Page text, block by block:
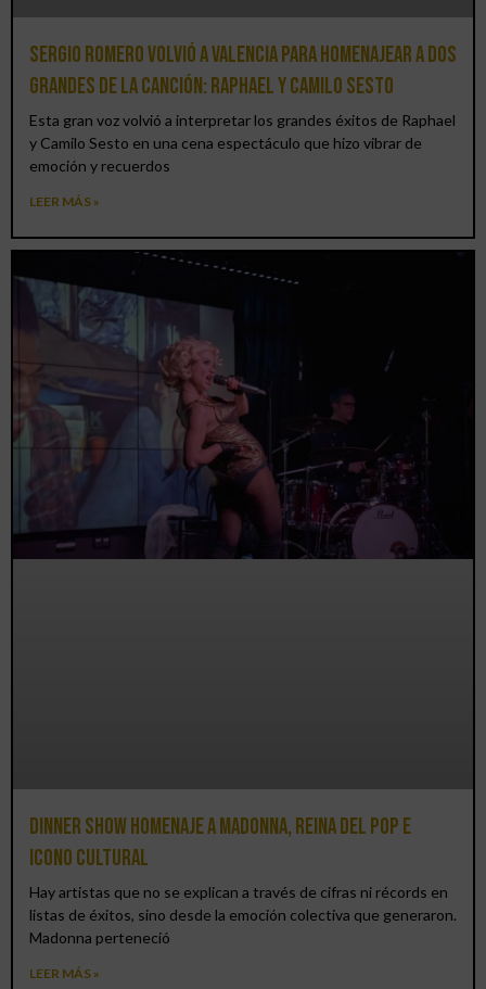
Sergio Romero volvió a Valencia para homenajear a dos
grandes de la canción: Raphael y Camilo Sesto
Esta gran voz volvió a interpretar los grandes éxitos de Raphael
y Camilo Sesto en una cena espectáculo que hizo vibrar de
emoción y recuerdos
LEER MÁS »
Dinner Show homenaje a Madonna, reina del pop e
icono cultural
Hay artistas que no se explican a través de cifras ni récords en
listas de éxitos, sino desde la emoción colectiva que generaron.
Madonna perteneció
LEER MÁS »